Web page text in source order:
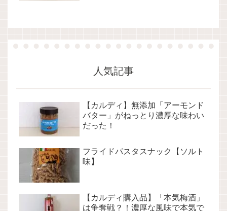
人気記事
【カルディ】無添加「アーモンド
バター」がねっとり濃厚な味わい
だった！
フライドパスタスナック【ソルト
味】
【カルディ購入品】「本気梅酒」
は争奪戦？！濃厚な風味で本気で